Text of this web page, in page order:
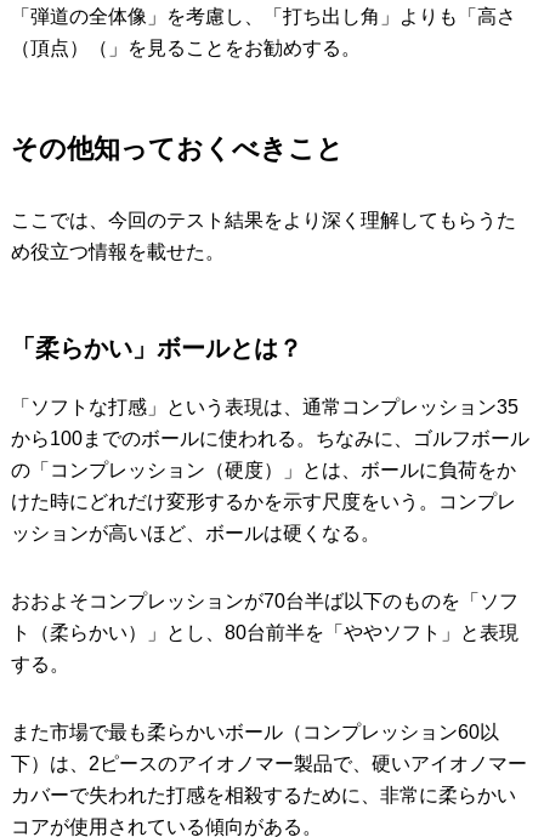
「弾道の全体像」を考慮し、「打ち出し角」よりも「高さ
（頂点）（」を見ることをお勧めする。
その他知っておくべきこと
ここでは、今回のテスト結果をより深く理解してもらうた
め役立つ情報を載せた。
「柔らかい」ボールとは？
「ソフトな打感」という表現は、通常コンプレッション35
から100までのボールに使われる。ちなみに、ゴルフボール
の「コンプレッション（硬度）」とは、ボールに負荷をか
けた時にどれだけ変形するかを示す尺度をいう。コンプレ
ッションが高いほど、ボールは硬くなる。
おおよそコンプレッションが70台半ば以下のものを「ソフ
ト（柔らかい）」とし、80台前半を「ややソフト」と表現
する。
また市場で最も柔らかいボール（コンプレッション60以
下）は、2ピースのアイオノマー製品で、硬いアイオノマー
カバーで失われた打感を相殺するために、非常に柔らかい
コアが使用されている傾向がある。